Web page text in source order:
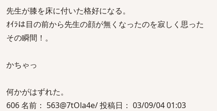
先生が膝を床に付いた格好になる。
ｵｲﾗは目の前から先生の顔が無くなったのを寂しく思った
その瞬間！。
かちゃっ
何かがはずれた。
606 名前： 563@7tOla4e/ 投稿日： 03/09/04 01:03